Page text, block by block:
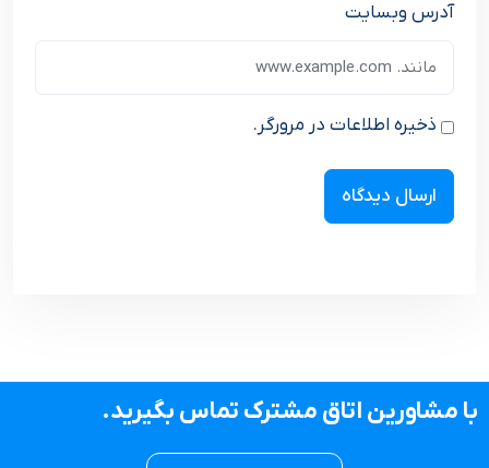
آدرس وبسایت
ذخیره اطلاعات در مرورگر.
با مشاورین اتاق مشترک تماس بگیرید.